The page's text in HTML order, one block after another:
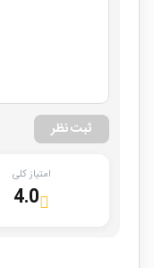
ثبت نظر
امتیاز کلی
4.0